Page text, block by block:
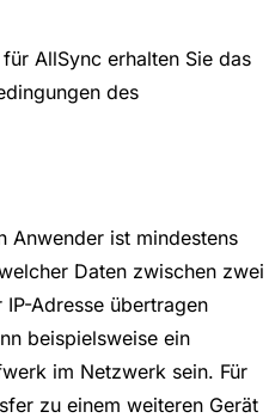
AllSync erhalten Sie das
des
Anwender ist mindestens
Daten zwischen zwei
Adresse übertragen
beispielsweise ein
im Netzwerk sein. Für
zu einem weiteren Gerät